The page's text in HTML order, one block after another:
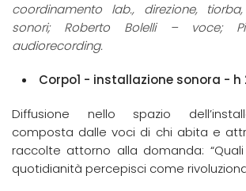
coordinamento lab., direzione,
sonori; Roberto Bolelli – voce;
audiorecording.
Corpo1 - installazione sonora - h
Diffusione nello spazio
composta dalle voci di chi abita e
raccolte attorno alla domanda:
quotidianità percepisci come